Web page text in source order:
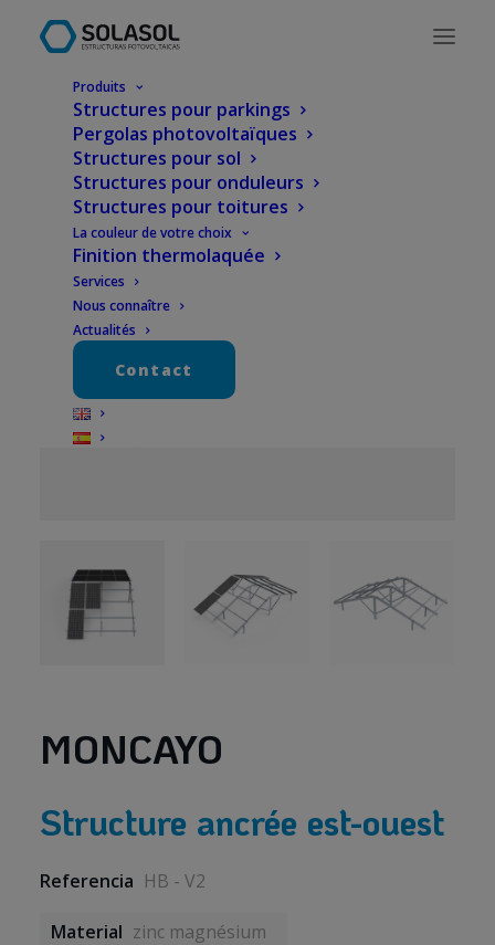
Produits
Structures pour parkings
Pergolas photovoltaïques
Structures pour sol
Structures pour onduleurs
Structures pour toitures
La couleur de votre choix
Finition thermolaquée
Services
Nous connaître
Actualités
Contact
MONCAYO
Structure ancrée est-ouest
Referencia HB - V2
Material zinc magnésium